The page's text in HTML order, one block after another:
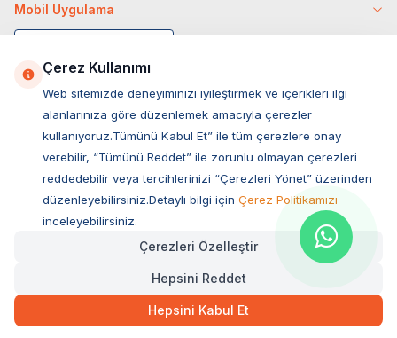
29,60TL Hızlı Teslimat
SEPETE EKLE
Mobil Uygulama
Müşteri Hizmetleri
Sıkça Sorulan Sorular
Ovacık Mah. Hacıoğlu Sok. No:13 Başiskele / KOCAELİ
Müşteri Destek Hattı
Çerez Kullanımı
Web sitemizde deneyiminizi iyileştirmek ve içerikleri ilgi
alanlarınıza göre düzenlemek amacıyla çerezler
kullanıyoruz.Tümünü Kabul Et” ile tüm çerezlere onay
verebilir, “Tümünü Reddet” ile zorunlu olmayan çerezleri
reddedebilir veya tercihlerinizi “Çerezleri Yönet” üzerinden
düzenleyebilirsiniz.Detaylı bilgi için Çerez Politikamızı
inceleyebilirsiniz.
Çerezleri Özelleştir
Hepsini Reddet
Hepsini Kabul Et